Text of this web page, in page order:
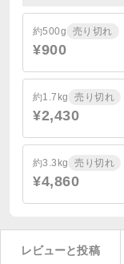
約500g 売り切れ
¥900
約1.7kg 売り切れ
¥2,430
約3.3kg 売り切れ
¥4,860
レビューと投稿